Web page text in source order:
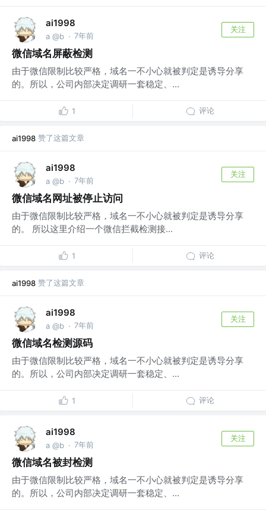
ai1998
a @b · 7年前
关注
微信域名屏蔽检测
由于微信限制比较严格，域名一不小心就被判定是诱导分享
的。所以，公司内部决定调研一套稳定、...
1 评论
ai1998 赞了这篇文章
ai1998
a @b · 7年前
关注
微信域名网址被停止访问
由于微信限制比较严格，域名一不小心就被判定是诱导分享
的。 所以这里介绍一个微信拦截检测接...
1 评论
ai1998 赞了这篇文章
ai1998
a @b · 7年前
关注
微信域名检测源码
由于微信限制比较严格，域名一不小心就被判定是诱导分享
的。所以，公司内部决定调研一套稳定、...
1 评论
ai1998
a @b · 7年前
关注
微信域名被封检测
由于微信限制比较严格，域名一不小心就被判定是诱导分享
的。所以，公司内部决定调研一套稳定、...